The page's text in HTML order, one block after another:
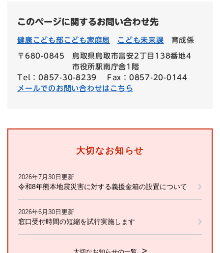
このページに関するお問い合わせ先
健康こども部こども家庭局 こども未来課 育成係
〒680-0845
鳥取県鳥取市富安2丁目138番地4
市役所駅南庁舎1階
Tel：0857-30-8239
Fax：0857-20-0144
メールでのお問い合わせはこちら
大切なお知らせ
2026年7月30日更新
令和8年熊本地震災害に対する義援金箱の設置について
2026年6月30日更新
窓口受付時間の短縮を試行実施します